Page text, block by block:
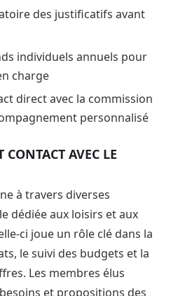
des justificatifs avant
individuels annuels pour
charge
direct avec la commission
personnalisé
AVEC LE
à travers diverses
dédiée aux loisirs et aux
ci joue un rôle clé dans la
le suivi des budgets et la
Les membres élus
et propositions des